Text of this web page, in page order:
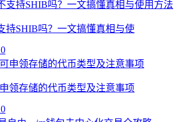
持SHIB吗？一文搞懂真相与使
0
领存储的代币类型及注意事项
0